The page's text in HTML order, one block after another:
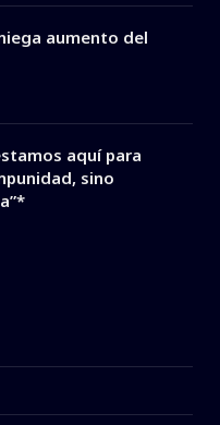
aumento del
aquí para
sino